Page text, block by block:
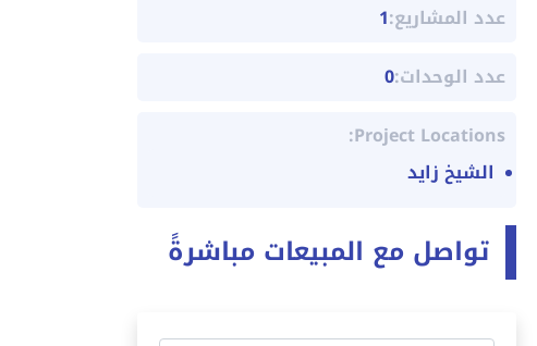
عدد المشاريع:1
عدد الوحدات:0
Project Locations:
الشيخ زايد
تواصل مع المبيعات مباشرةً